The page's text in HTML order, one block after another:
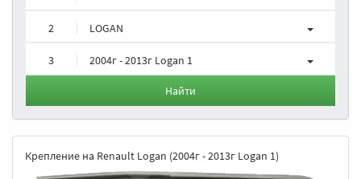
2 LOGAN
3 2004г - 2013г Logan 1
Найти
Крепление на Renault Logan (2004г - 2013г Logan 1)